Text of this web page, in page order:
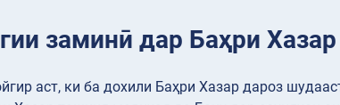
заминӣ дар Баҳри Хазар
аст, ки ба дохили Баҳри Хазар дароз